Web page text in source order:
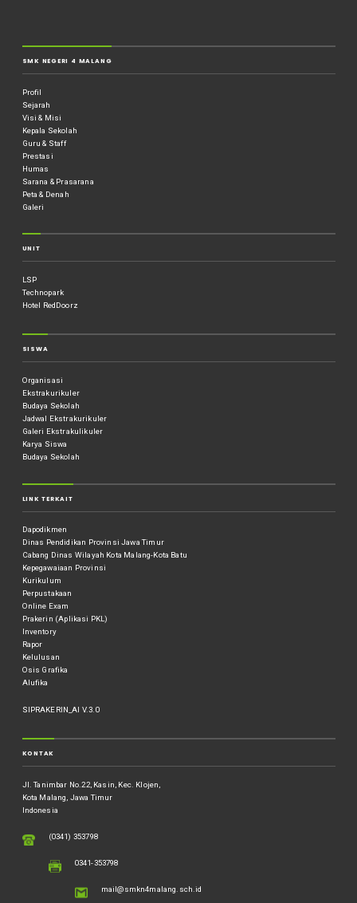
SMK NEGERI 4 MALANG
Profil
Sejarah
Visi & Misi
Kepala Sekolah
Guru & Staff
Prestasi
Humas
Sarana & Prasarana
Peta & Denah
Galeri
UNIT
LSP
Technopark
Hotel RedDoorz
SISWA
Organisasi
Ekstrakurikuler
Budaya Sekolah
Jadwal Ekstrakurikuler
Galeri Ekstrakulikuler
Karya Siswa
Budaya Sekolah
LINK TERKAIT
Dapodikmen
Dinas Pendidikan Provinsi Jawa Timur
Cabang Dinas Wilayah Kota Malang-Kota Batu
Kepegawaiaan Provinsi
Kurikulum
Perpustakaan
Online Exam
Prakerin (Aplikasi PKL)
Inventory
Rapor
Kelulusan
Osis Grafika
Alufika
SIPRAKERIN_AI V.3.0
KONTAK
Jl. Tanimbar No.22, Kasin, Kec. Klojen,
Kota Malang, Jawa Timur
Indonesia
(0341) 353798
0341-353798
mail@smkn4malang.sch.id